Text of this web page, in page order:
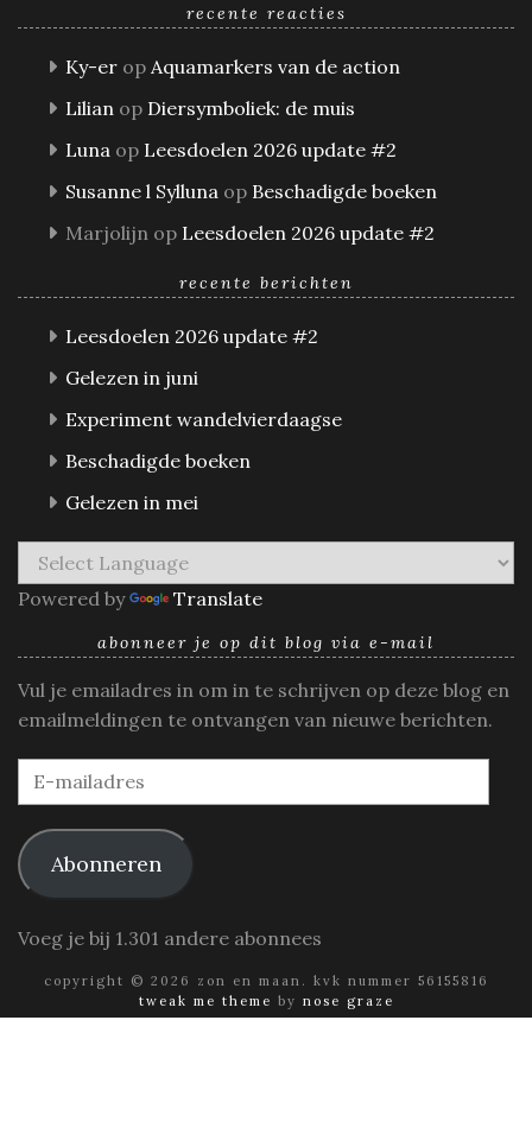
recente reacties
Ky-er op Aquamarkers van de action
Lilian op Diersymboliek: de muis
Luna op Leesdoelen 2026 update #2
Susanne l Sylluna op Beschadigde boeken
Marjolijn op Leesdoelen 2026 update #2
recente berichten
Leesdoelen 2026 update #2
Gelezen in juni
Experiment wandelvierdaagse
Beschadigde boeken
Gelezen in mei
Powered by Translate
abonneer je op dit blog via e-mail
Vul je emailadres in om in te schrijven op deze blog en
emailmeldingen te ontvangen van nieuwe berichten.
E-
mailadres
Abonneren
Voeg je bij 1.301 andere abonnees
copyright © 2026 zon en maan. kvk nummer 56155816
tweak me theme by nose graze